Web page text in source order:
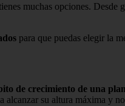
muchas opciones.
para que puedas elegir la
de crecimiento de una
su altura máxima y